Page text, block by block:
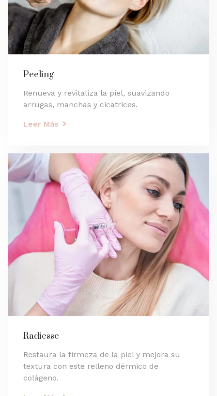
Peeling
Renueva y revitaliza la piel, suavizando
arrugas, manchas y cicatrices.
Leer Más
Radiesse
Restaura la firmeza de la piel y mejora su
textura con este relleno dérmico de
colágeno.